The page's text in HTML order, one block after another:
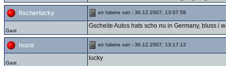
fischerlucky wir habens satt - 30.12.2007, 13:07:58
Gast
Gscheite Autos hats scho nu in Germany, bluss i
hozni wir habens satt - 30.12.2007, 13:17:12
Gast
lucky